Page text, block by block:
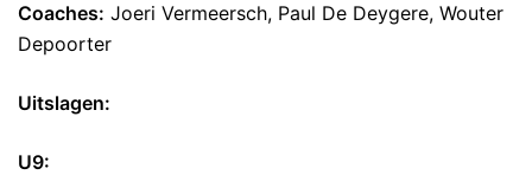
Coaches: Joeri Vermeersch, Paul De Deygere, Wouter
Depoorter
Uitslagen:
U9: